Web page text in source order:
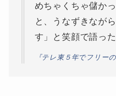
めちゃくちゃ儲か
と、うなずきなが
す」と笑顔で語った
『テレ東５年でフリー